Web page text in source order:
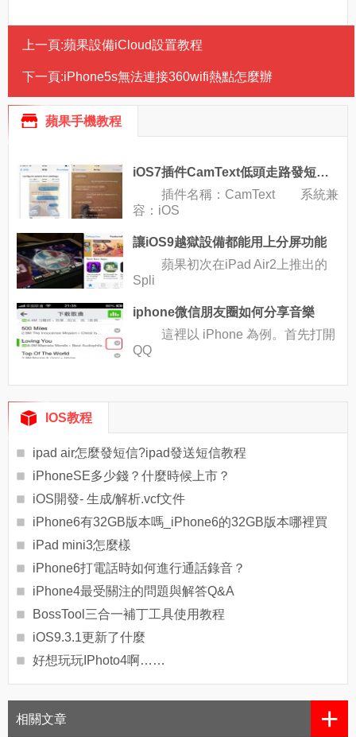
上一頁:蘋果設備iCloud設置教程
下一頁:iPhone5s無法連接360wifi熱點怎麼辦
蘋果手機教程
iOS7插件CamText低頭走路發短信也不怕撞樹
插件名稱：CamText 系統兼
容：iOS
讓iOS9越獄設備都能用上分屏功能
蘋果初次在iPad Air2上推出的
Spli
iphone微信朋友圈如何分享音樂
這裡以 iPhone 為例。首先打開
QQ
IOS教程
ipad air怎麼發短信?ipad發送短信教程
iPhoneSE多少錢？什麼時候上市？
iOS開發- 生成/解析.vcf文件
iPhone6有32GB版本嗎_iPhone6的32GB版本哪裡買
iPad mini3怎麼樣
iPhone6打電話時如何進行通話錄音？
iPhone4最受關注的問題與解答Q&A
BossTool三合一補丁工具使用教程
iOS9.3.1更新了什麼
好想玩玩IPhoto4啊……
相關文章 +